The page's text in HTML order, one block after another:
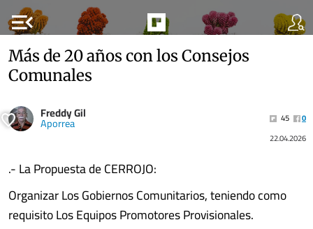
menu_open
Más de 20 años con los Consejos
Comunales
Freddy Gil
Aporrea 45
0
22.04.2026
.- La Propuesta de CERROJO:
Organizar Los Gobiernos Comunitarios, teniendo como
requisito Los Equipos Promotores Provisionales.